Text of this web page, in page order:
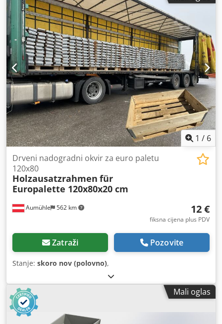
1 / 6
Aumühle 562 km
Drveni nadogradni okvir za euro paletu
120x80
Holzausatzrahmen für
Europalette 120x80x20 cm
12 €
fiksna cijena plus PDV
Zatraži Pozovite
Stanje: skoro nov (polovno),
Mali oglas